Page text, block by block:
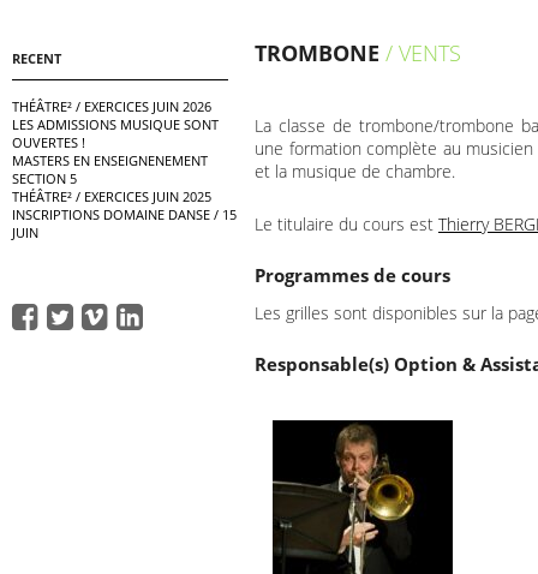
RECENT
THÉÂTRE² / EXERCICES JUIN 2026
LES ADMISSIONS MUSIQUE SONT
OUVERTES !
MASTERS EN ENSEIGNENEMENT
SECTION 5
THÉÂTRE² / EXERCICES JUIN 2025
INSCRIPTIONS DOMAINE DANSE / 15
JUIN
TROMBONE / VENTS
La classe de trombone/trombone
une formation complète au
et la musique de chambre.
Le titulaire du cours est Thierry
Programmes de cours
Les grilles sont disponibles sur la
Responsable(s) Option &